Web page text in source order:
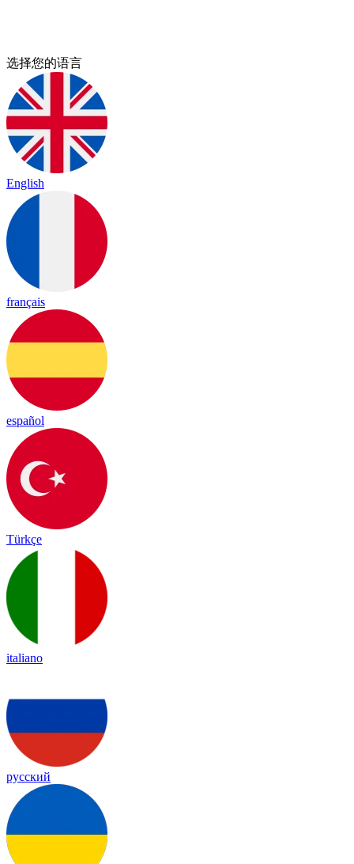
选择您的语言
English
français
español
Türkçe
italiano
русский